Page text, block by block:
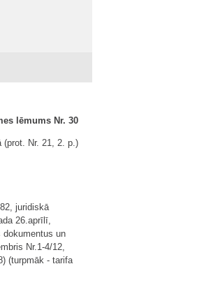
lēmums Nr. 30
(prot. Nr. 21, 2. p.)
juridiskā
26.aprīlī,
un
Nr.1-4/12,
(turpmāk - tarifa